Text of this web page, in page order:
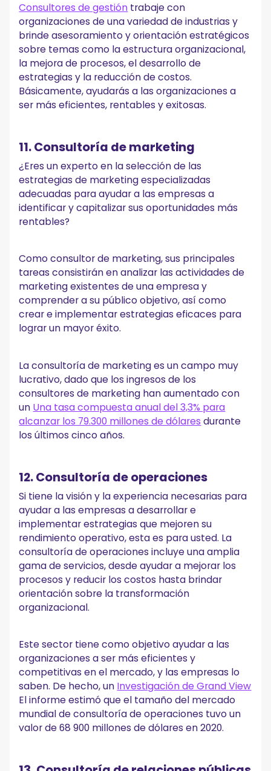
Consultores de gestión trabaje con
organizaciones de una variedad de industrias y
brinde asesoramiento y orientación estratégicos
sobre temas como la estructura organizacional,
la mejora de procesos, el desarrollo de
estrategias y la reducción de costos.
Básicamente, ayudarás a las organizaciones a
ser más eficientes, rentables y exitosas.
11. Consultoría de marketing
¿Eres un experto en la selección de las
estrategias de marketing especializadas
adecuadas para ayudar a las empresas a
identificar y capitalizar sus oportunidades más
rentables?
Como consultor de marketing, sus principales
tareas consistirán en analizar las actividades de
marketing existentes de una empresa y
comprender a su público objetivo, así como
crear e implementar estrategias eficaces para
lograr un mayor éxito.
La consultoría de marketing es un campo muy
lucrativo, dado que los ingresos de los
consultores de marketing han aumentado con
un Una tasa compuesta anual del 3,3% para
alcanzar los 79.300 millones de dólares durante
los últimos cinco años.
12. Consultoría de operaciones
Si tiene la visión y la experiencia necesarias para
ayudar a las empresas a desarrollar e
implementar estrategias que mejoren su
rendimiento operativo, esta es para usted. La
consultoría de operaciones incluye una amplia
gama de servicios, desde ayudar a mejorar los
procesos y reducir los costos hasta brindar
orientación sobre la transformación
organizacional.
Este sector tiene como objetivo ayudar a las
organizaciones a ser más eficientes y
competitivas en el mercado, y las empresas lo
saben. De hecho, un Investigación de Grand View
El informe estimó que el tamaño del mercado
mundial de consultoría de operaciones tuvo un
valor de 68 900 millones de dólares en 2020.